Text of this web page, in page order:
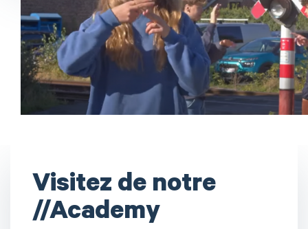
Visitez de notre
//Academy